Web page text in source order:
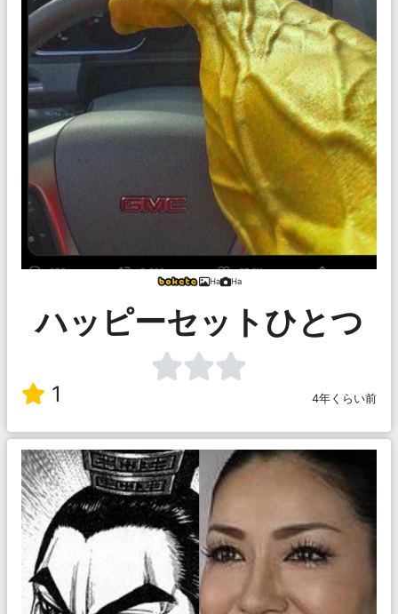
Ha Ha
ハッピーセットひとつ
1 4年くらい前